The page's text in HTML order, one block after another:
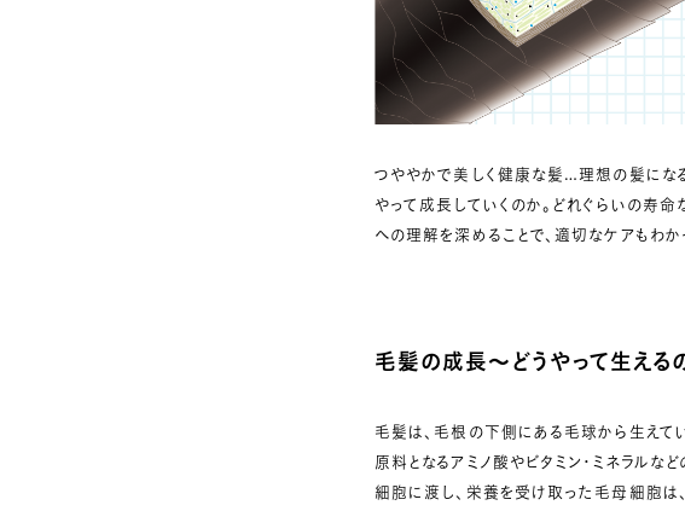
つややかで美しく健康な髪…理想の髪になる
やって成長していくのか。どれぐらいの寿
への理解を深めることで、適切なケアもわ
毛髪の成長～ どうやって生える
毛髪は、毛根の下側にある毛球から生えて
原料となるアミノ酸やビタミン・ミネラル
細胞に渡し、栄養を受け取った毛母細胞は